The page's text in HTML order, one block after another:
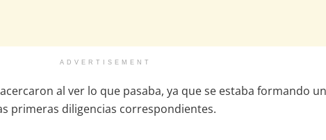
ADVERTISEMENT
al ver lo que pasaba, ya que se estaba formando
primeras diligencias correspondientes.